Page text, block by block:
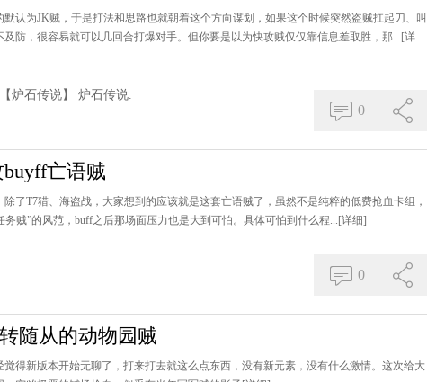
认为JK贼，于是打法和思路也就朝着这个方向谋划，如果这个时候突然盗贼扛起刀、叫
防，很容易就可以几回合打爆对手。但你要是以为快攻贼仅仅靠信息差取胜，那... [详
【炉石传说】 炉石传说.
0
亡语贼
了T7猎、海盗战，大家想到的应该就是这套亡语贼了，虽然不是纯粹的低费抢血卡组，
贼”的风范，buff之后那场面压力也是大到可怕。具体可怕到什么程... [详细]
0
随从的动物园贼
得新版本开始无聊了，打来打去就这么点东西，没有新元素，没有什么激情。这次给大